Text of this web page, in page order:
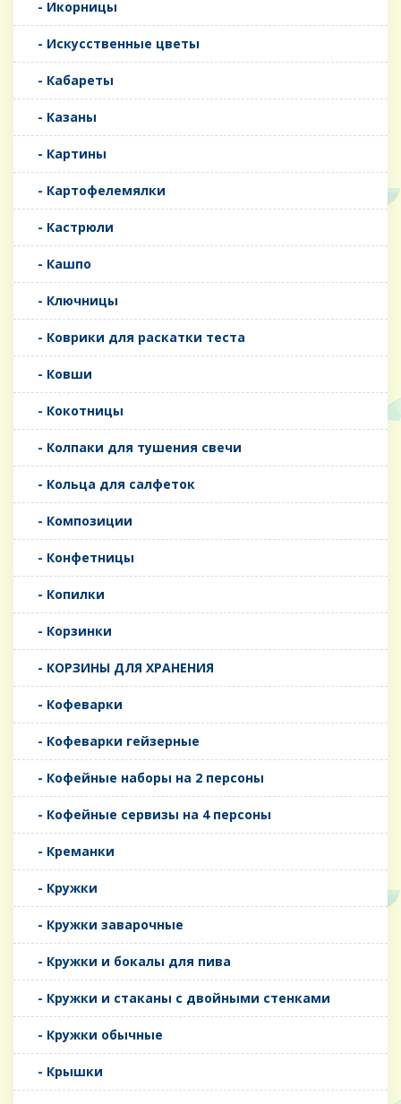
- Икорницы
- Искусственные цветы
- Кабареты
- Казаны
- Картины
- Картофелемялки
- Кастрюли
- Кашпо
- Ключницы
- Коврики для раскатки теста
- Ковши
- Кокотницы
- Колпаки для тушения свечи
- Кольца для салфеток
- Композиции
- Конфетницы
- Копилки
- Корзинки
- КОРЗИНЫ ДЛЯ ХРАНЕНИЯ
- Кофеварки
- Кофеварки гейзерные
- Кофейные наборы на 2 персоны
- Кофейные сервизы на 4 персоны
- Креманки
- Кружки
- Кружки заварочные
- Кружки и бокалы для пива
- Кружки и стаканы с двойными стенками
- Кружки обычные
- Крышки